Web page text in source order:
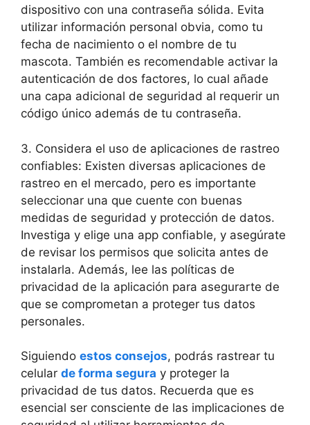
dispositivo⁢ con una contraseña sólida. Evita
utilizar información personal obvia, como tu
fecha de nacimiento o el ​nombre de‍ tu
mascota. También es recomendable ⁢activar la
autenticación de dos factores, lo cual‍ añade
una⁤ capa adicional de⁣ seguridad al requerir un
código único además de tu⁣ contraseña.
3. Considera el⁤ uso de aplicaciones de‌ rastreo
confiables: Existen diversas aplicaciones de ​
rastreo en‍ el⁤ mercado, pero‌ es importante
seleccionar una que cuente ⁤con buenas
medidas de⁢ seguridad y protección‍ de datos.
Investiga y elige una app confiable, y asegúrate
de ⁤revisar los permisos​ que⁣ solicita antes de
instalarla. Además, lee las políticas‌ de
⁣privacidad‍ de la aplicación para asegurarte de
que se comprometan a ⁤proteger tus datos
‍personales.
Siguiendo estos consejos, podrás rastrear tu‍
celular de forma segura y proteger la
privacidad de tus⁤ datos. Recuerda que es⁣
esencial ser consciente de​ las implicaciones de